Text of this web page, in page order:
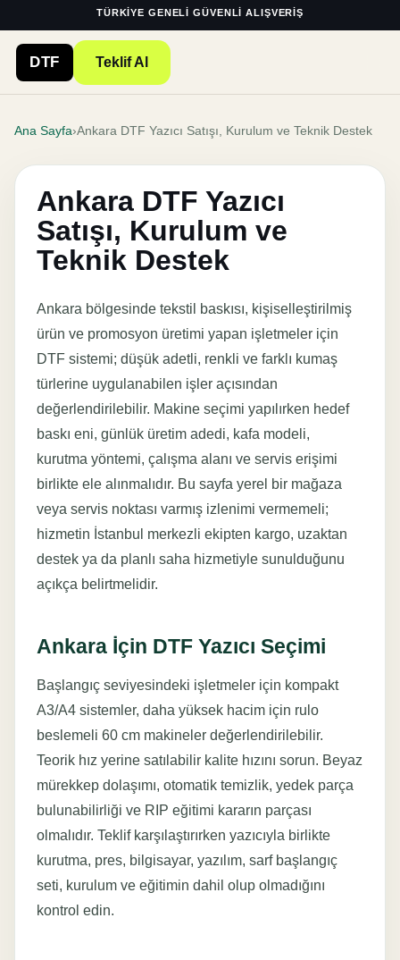
TÜRKIYE GENELI GÜVENLI ALIŞVERIŞ
DTF Teklif Al
Ana Sayfa›Ankara DTF Yazıcı Satışı, Kurulum ve Teknik Destek
Ankara DTF Yazıcı
Satışı, Kurulum ve
Teknik Destek
Ankara bölgesinde tekstil baskısı, kişiselleştirilmiş
ürün ve promosyon üretimi yapan işletmeler için
DTF sistemi; düşük adetli, renkli ve farklı kumaş
türlerine uygulanabilen işler açısından
değerlendirilebilir. Makine seçimi yapılırken hedef
baskı eni, günlük üretim adedi, kafa modeli,
kurutma yöntemi, çalışma alanı ve servis erişimi
birlikte ele alınmalıdır. Bu sayfa yerel bir mağaza
veya servis noktası varmış izlenimi vermemeli;
hizmetin İstanbul merkezli ekipten kargo, uzaktan
destek ya da planlı saha hizmetiyle sunulduğunu
açıkça belirtmelidir.
Ankara İçin DTF Yazıcı Seçimi
Başlangıç seviyesindeki işletmeler için kompakt
A3/A4 sistemler, daha yüksek hacim için rulo
beslemeli 60 cm makineler değerlendirilebilir.
Teorik hız yerine satılabilir kalite hızını sorun. Beyaz
mürekkep dolaşımı, otomatik temizlik, yedek parça
bulunabilirliği ve RIP eğitimi kararın parçası
olmalıdır. Teklif karşılaştırırken yazıcıyla birlikte
kurutma, pres, bilgisayar, yazılım, sarf başlangıç
seti, kurulum ve eğitimin dahil olup olmadığını
kontrol edin.